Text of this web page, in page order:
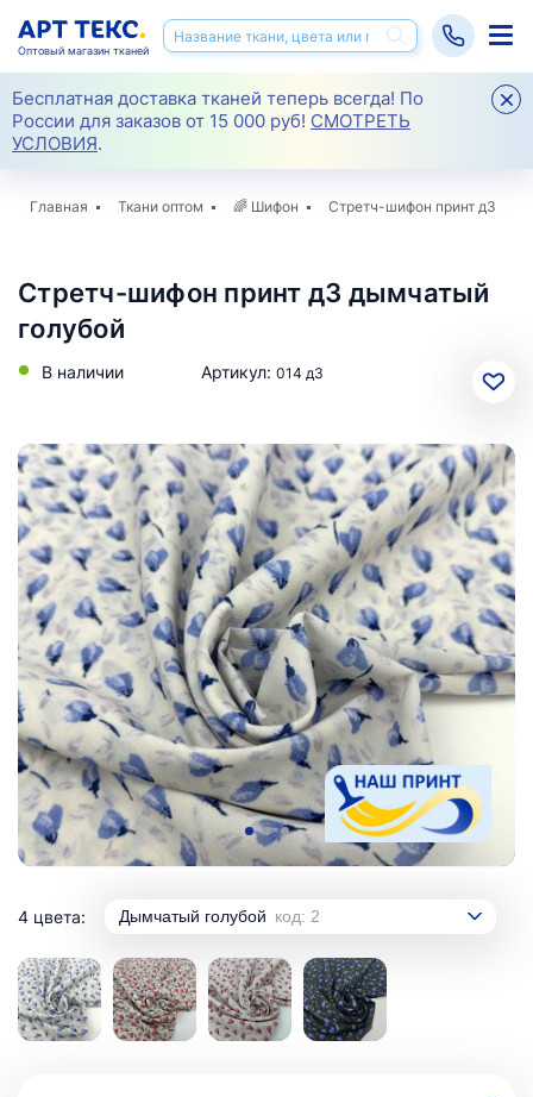
Бесплатная доставка тканей теперь всегда! По
России для заказов от 15 000 руб! СМОТРЕТЬ
УСЛОВИЯ.
Оптовый магазин тканей
Главная Ткани оптом 🌈 Шифон Стретч-шифон принт д3
Стретч-шифон принт д3 дымчатый
голубой
В наличии Артикул: 014 д3
4 цвета: Дымчатый голубой код: 2